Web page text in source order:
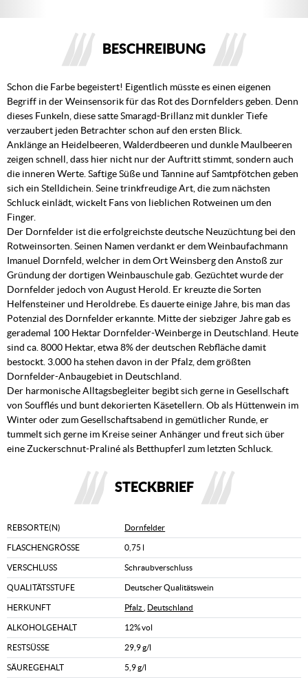
BESCHREIBUNG
Schon die Farbe begeistert! Eigentlich müsste es einen eigenen
Begriff in der Weinsensorik für das Rot des Dornfelders geben. Denn
dieses Funkeln, diese satte Smaragd-Brillanz mit dunkler Tiefe
verzaubert jeden Betrachter schon auf den ersten Blick.
Anklänge an Heidelbeeren, Walderdbeeren und dunkle Maulbeeren
zeigen schnell, dass hier nicht nur der Auftritt stimmt, sondern auch
die inneren Werte. Saftige Süße und Tannine auf Samtpfötchen geben
sich ein Stelldichein. Seine trinkfreudige Art, die zum nächsten
Schluck einlädt, wickelt Fans von lieblichen Rotweinen um den
Finger.
Der Dornfelder ist die erfolgreichste deutsche Neuzüchtung bei den
Rotweinsorten. Seinen Namen verdankt er dem Weinbaufachmann
Imanuel Dornfeld, welcher in dem Ort Weinsberg den Anstoß zur
Gründung der dortigen Weinbauschule gab. Gezüchtet wurde der
Dornfelder jedoch von August Herold. Er kreuzte die Sorten
Helfensteiner und Heroldrebe. Es dauerte einige Jahre, bis man das
Potenzial des Dornfelder erkannte. Mitte der siebziger Jahre gab es
gerademal 100 Hektar Dornfelder-Weinberge in Deutschland. Heute
sind ca. 8000 Hektar, etwa 8% der deutschen Rebfläche damit
bestockt. 3.000 ha stehen davon in der Pfalz, dem größten
Dornfelder-Anbaugebiet in Deutschland.
Der harmonische Alltagsbegleiter begibt sich gerne in Gesellschaft
von Soufflés und bunt dekorierten Käsetellern. Ob als Hüttenwein im
Winter oder zum Gesellschaftsabend in gemütlicher Runde, er
tummelt sich gerne im Kreise seiner Anhänger und freut sich über
eine Zuckerschnut-Praliné als Betthupferl zum letzten Schluck.
STECKBRIEF
REBSORTE(N) Dornfelder
FLASCHENGRÖSSE 0,75 l
VERSCHLUSS Schraubverschluss
QUALITÄTSSTUFE Deutscher Qualitätswein
HERKUNFT Pfalz Deutschland
ALKOHOLGEHALT 12% vol
RESTSÜSSE 29,9 g/l
SÄUREGEHALT 5,9 g/l